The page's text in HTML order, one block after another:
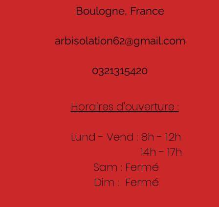
Boulogne, France
arbisolation62@gmail.com
0321315420
Horaires d'ouverture :
Lund - Vend : 8h - 12h
14h - 17h
Sam : Fermé
Dim : Fermé